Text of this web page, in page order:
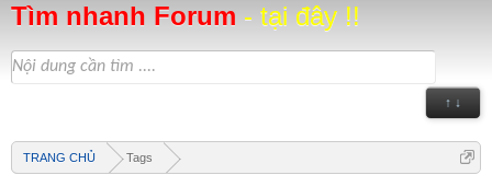
Tìm nhanh Forum - tại đây !!
↑ ↓
TRANG CHỦ Tags